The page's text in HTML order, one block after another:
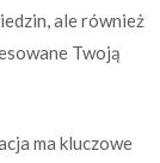
ale również
Twoją
ma kluczowe